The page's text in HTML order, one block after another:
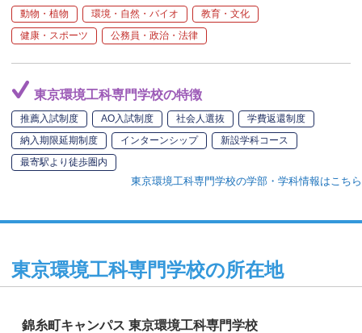
動物・植物 環境・自然・バイオ
教育・文化
健康・スポーツ
公務員・政治・法律
東京環境工科専門学校の特徴
推薦入試制度 AO入試制度 社会人選抜
学費返還制度
納入期限延期制度
インターンシップ
新設学科コース
最寄駅より徒歩圏内
東京環境工科専門学校の学部・学科情報はこちら
東京環境工科専門学校の所在地
錦糸町キャンパス 東京環境工科専門学校